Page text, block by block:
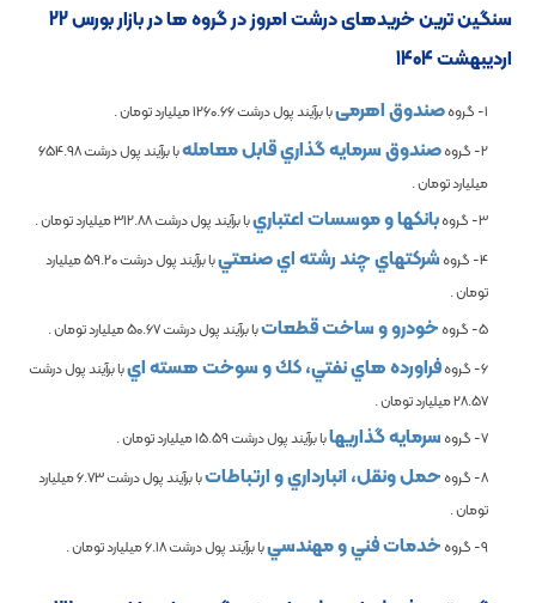
سنگین ترین خریدهای درشت امروز در گروه ها در بازار بورس 22
اردیبهشت 1404
1- گروه صندوق اهرمیبا برآیند پول درشت1260.66میلیارد تومان .
2- گروه
صندوق سرمايه گذاري قابل معاملهبا برآیند پول درشت654.98
میلیارد تومان .
3- گروه
بانكها و موسسات اعتباريبا برآیند پول درشت312.88میلیارد تومان .
4- گروه
شرکتهاي چند رشته اي صنعتيبا برآیند پول درشت59.20میلیارد
تومان .
5- گروه
خودرو و ساخت قطعاتبا برآیند پول درشت50.67میلیارد تومان .
6- گروه
فراورده هاي نفتي، كك و سوخت هسته ايبا برآیند پول درشت
28.57میلیارد تومان .
7- گروه
سرمايه گذاريهابا برآیند پول درشت15.59میلیارد تومان .
8- گروه
حمل ونقل، انبارداري و ارتباطاتبا برآیند پول درشت6.73میلیارد
تومان .
9- گروه
خدمات فني و مهندسيبا برآیند پول درشت6.18میلیارد تومان .